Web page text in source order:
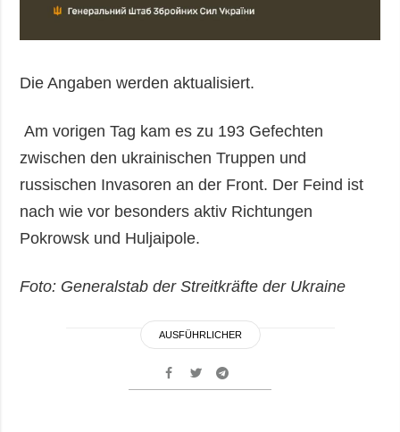
Die Angaben werden aktualisiert.
Am vorigen Tag kam es zu 193 Gefechten
zwischen den ukrainischen Truppen und
russischen Invasoren an der Front. Der Feind ist
nach wie vor besonders aktiv Richtungen
Pokrowsk und Huljaipole.
Foto: Generalstab der Streitkräfte der Ukraine
AUSFÜHRLICHER